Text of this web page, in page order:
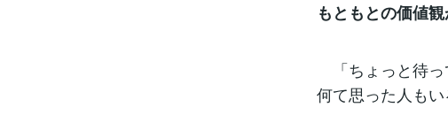
もともとの価値
「ちょっと待っ
何て思った人もい